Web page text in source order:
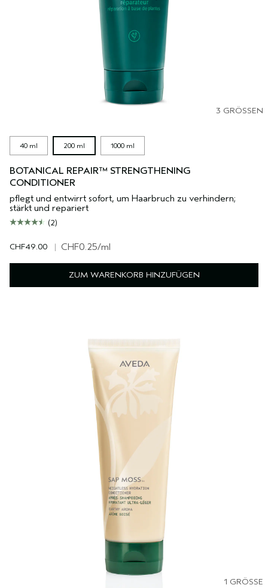
3 GRÖSSEN
40 ml 200 ml 1000 ml
BOTANICAL REPAIR™ STRENGTHENING
CONDITIONER
pflegt und entwirrt sofort, um Haarbruch zu verhindern;
stärkt und repariert
(2)
CHF49.00 | CHF0.25/ml
ZUM WARENKORB HINZUFÜGEN
1 GRÖSSE